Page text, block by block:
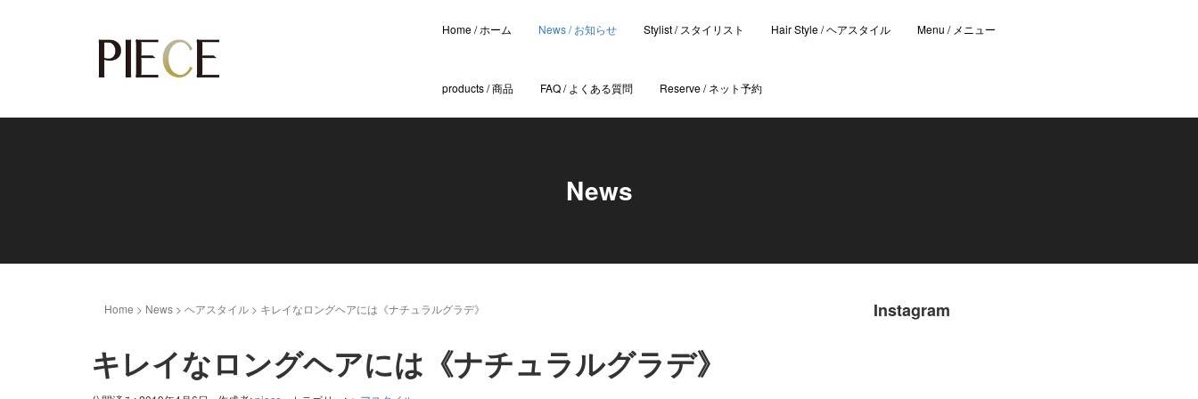
Home / ホーム News / お知らせ Stylist / スタイリスト Hair Style / ヘアスタイル Menu / メニュー
products / 商品 FAQ / よくある質問 Reserve / ネット予約
News
Home > News > ヘアスタイル > キレイなロングヘアには《ナチュラルグラデ》
キレイなロングヘアには《ナチュラルグラデ》
Instagram